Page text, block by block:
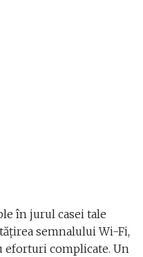
în jurul casei tale
semnalului Wi-Fi,
eforturi complicate. Un